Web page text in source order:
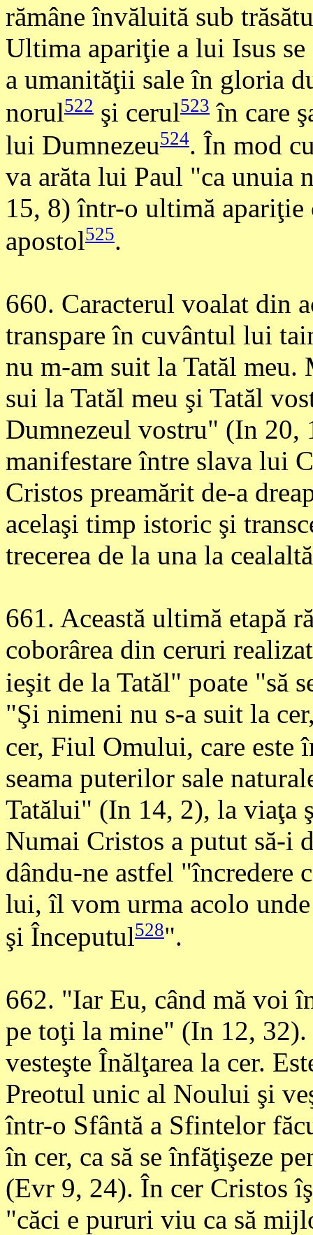
rămâne învăluită sub
Ultima apariţie a lui Isus
a umanităţii sale în gloria
norul522 şi cerul523 în care
lui Dumnezeu524. În mod
va arăta lui Paul "ca unuia
15, 8) într-o ultimă apariţie
apostol525.
660. Caracterul voalat din
transpare în cuvântul lui
nu m-am suit la Tatăl
sui la Tatăl meu şi Tatăl
Dumnezeul vostru" (In 20,
manifestare între slava lui
Cristos preamărit de-a
acelaşi timp istoric şi
trecerea de la una la
661. Această ultimă etapă
coborârea din ceruri
ieşit de la Tatăl" poate "să
"Şi nimeni nu s-a suit la
cer, Fiul Omului, care este
seama puterilor sale
Tatălui" (In 14, 2), la viaţa
Numai Cristos a putut să-i
dându-ne astfel "încredere
lui, îl vom urma acolo
şi Începutul528".
662. "Iar Eu, când mă voi
pe toţi la mine" (In 12, 32).
vesteşte Înălţarea la cer.
Preotul unic al Noului şi
într-o Sfântă a Sfintelor
în cer, ca să se înfăţişeze
(Evr 9, 24). În cer Cristos
"căci e pururi viu ca să